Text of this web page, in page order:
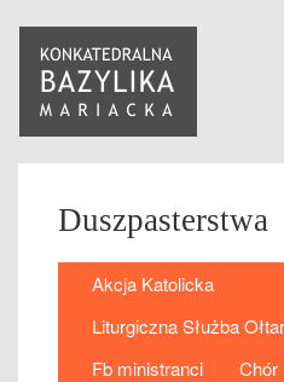
Duszpasterstwa
Akcja Katolicka
Liturgiczna Służba
Fb ministranci
Chór